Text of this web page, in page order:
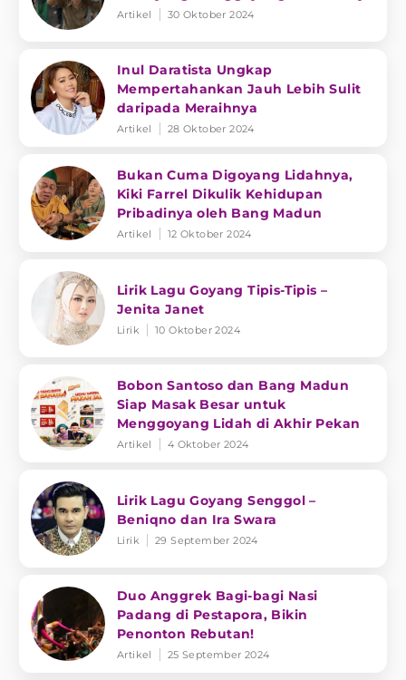
Artikel 30 Oktober 2024
Inul Daratista Ungkap
Mempertahankan Jauh Lebih Sulit
daripada Meraihnya
Artikel 28 Oktober 2024
Bukan Cuma Digoyang Lidahnya,
Kiki Farrel Dikulik Kehidupan
Pribadinya oleh Bang Madun
Artikel 12 Oktober 2024
Lirik Lagu Goyang Tipis-Tipis –
Jenita Janet
Lirik 10 Oktober 2024
Bobon Santoso dan Bang Madun
Siap Masak Besar untuk
Menggoyang Lidah di Akhir Pekan
Artikel 4 Oktober 2024
Lirik Lagu Goyang Senggol –
Beniqno dan Ira Swara
Lirik 29 September 2024
Duo Anggrek Bagi-bagi Nasi
Padang di Pestapora, Bikin
Penonton Rebutan!
Artikel 25 September 2024